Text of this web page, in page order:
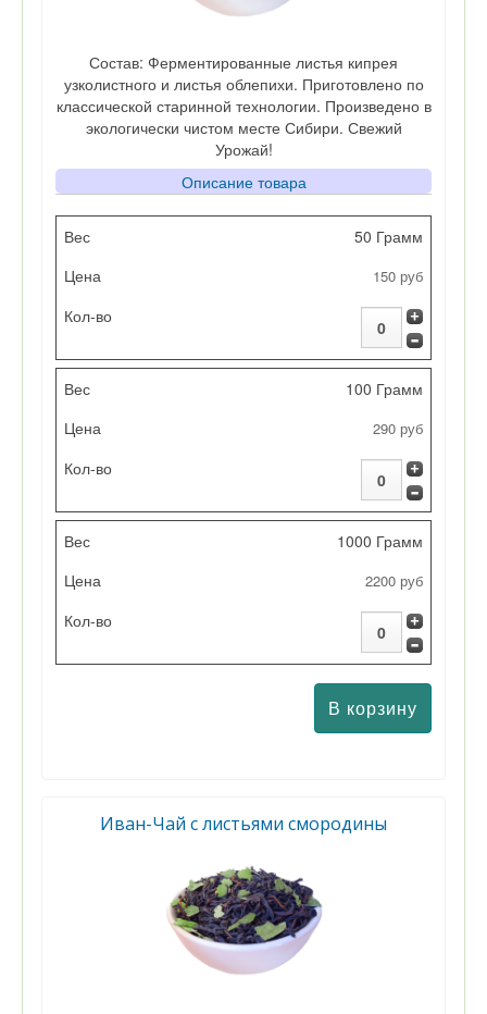
Состав: Ферментированные листья кипрея
узколистного и листья облепихи. Приготовлено по
классической старинной технологии. Произведено в
экологически чистом месте Сибири. Свежий
Урожай!
Описание товара
Вес
Цена
Кол-во
50 Грамм
150 руб
100 Грамм
290 руб
1000 Грамм
2200 руб
Иван-Чай с листьями смородины